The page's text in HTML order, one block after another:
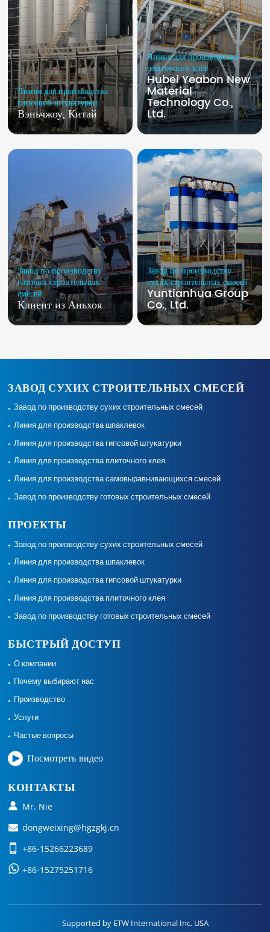
Линия для производства
гипсовой штукатурки
Вэньчжоу, Китай
Линия для производства
плиточного клея
Hubei Yeabon New
Material
Technology Co.,
Ltd.
Завод по производству
готовых строительных
смесей
Клиент из Аньхоя
Завод по производству
сухих строительных смесей
Yuntianhua Group
Co., Ltd.
ЗАВОД СУХИХ СТРОИТЕЛЬНЫХ СМЕСЕЙ
Завод по производству сухих строительных смесей
Линия для производства шпаклевок
Линия для производства гипсовой штукатурки
Линия для производства плиточного клея
Линия для производства самовыравнивающихся смесей
Завод по производству готовых строительных смесей
ПРОЕКТЫ
Завод по производству сухих строительных смесей
Линия для производства шпаклевок
Линия для производства гипсовой штукатурки
Линия для производства плиточного клея
Завод по производству готовых строительных смесей
БЫСТРЫЙ ДОСТУП
О компании
Почему выбирают нас
Производство
Услуги
Частые вопросы
Посмотреть видео
КОНТАКТЫ
Mr. Nie
dongweixing@hgzgkj.cn
+86-15266223689
+86-15275251716
Supported by ETW International Inc. USA